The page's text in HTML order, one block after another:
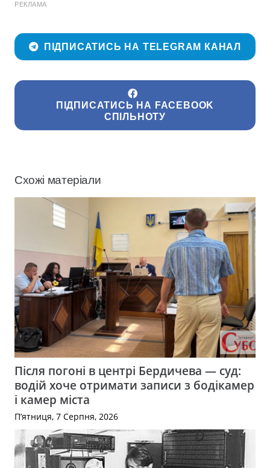
РЕКЛАМА
ПІДПИСАТИСЬ НА TELEGRAM КАНАЛ
ПІДПИСАТИСЬ НА FACEBOOK
СПІЛЬНОТУ
Схожі матеріали
Після погоні в центрі Бердичева — суд:
водій хоче отримати записи з бодікамер
і камер міста
П’ятниця, 7 Серпня, 2026